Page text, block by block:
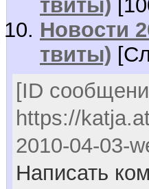
твиты)
Новости
твиты)
[ID
https://
2010-04-03-
Написать